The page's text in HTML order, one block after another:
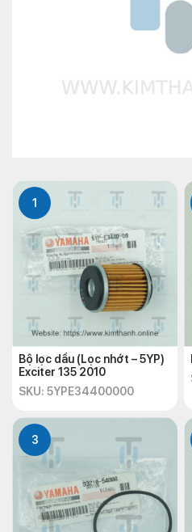
1
Bộ lọc dầu (Lọc nhớt – 5YP)
Exciter 135 2010
SKU: 5YPE34400000
3